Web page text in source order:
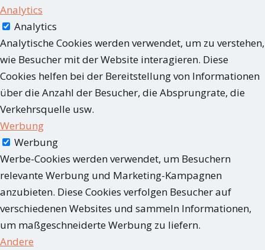
Analytics
Analytics
Analytische Cookies werden verwendet, um zu verstehen,
wie Besucher mit der Website interagieren. Diese
Cookies helfen bei der Bereitstellung von Informationen
über die Anzahl der Besucher, die Absprungrate, die
Verkehrsquelle usw.
Werbung
Werbung
Werbe-Cookies werden verwendet, um Besuchern
relevante Werbung und Marketing-Kampagnen
anzubieten. Diese Cookies verfolgen Besucher auf
verschiedenen Websites und sammeln Informationen,
um maßgeschneiderte Werbung zu liefern.
Andere